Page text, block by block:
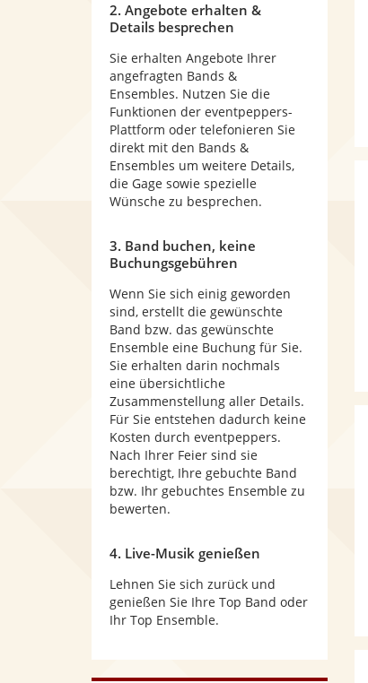
2. Angebote erhalten &
Details besprechen
Sie erhalten Angebote Ihrer
angefragten Bands &
Ensembles. Nutzen Sie die
Funktionen der eventpeppers-
Plattform oder telefonieren Sie
direkt mit den Bands &
Ensembles um weitere Details,
die Gage sowie spezielle
Wünsche zu besprechen.
3. Band buchen, keine
Buchungsgebühren
Wenn Sie sich einig geworden
sind, erstellt die gewünschte
Band bzw. das gewünschte
Ensemble eine Buchung für Sie.
Sie erhalten darin nochmals
eine übersichtliche
Zusammenstellung aller Details.
Für Sie entstehen dadurch keine
Kosten durch eventpeppers.
Nach Ihrer Feier sind sie
berechtigt, Ihre gebuchte Band
bzw. Ihr gebuchtes Ensemble zu
bewerten.
4. Live-Musik genießen
Lehnen Sie sich zurück und
genießen Sie Ihre Top Band oder
Ihr Top Ensemble.